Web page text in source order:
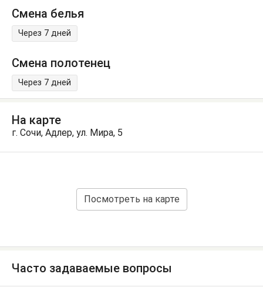
Смена белья
Через 7 дней
Смена полотенец
Через 7 дней
На карте
г. Сочи, Адлер, ул. Мира, 5
Посмотреть на карте
Часто задаваемые вопросы